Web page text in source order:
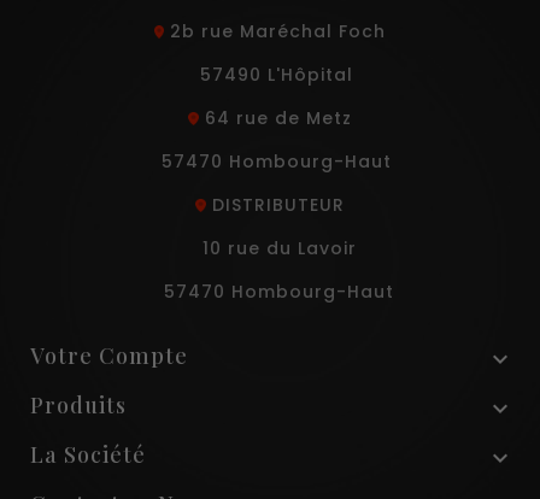
2b rue Maréchal Foch
57490 L'Hôpital
64 rue de Metz
57470 Hombourg-Haut
DISTRIBUTEUR
10 rue du Lavoir
57470 Hombourg-Haut
Votre Compte

Produits

La Société
